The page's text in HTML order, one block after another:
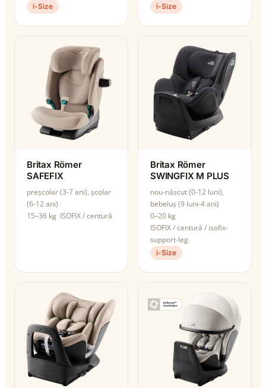
i-Size i-Size
Britax Römer
SAFEFIX
preșcolar (3-7 ani), școlar
(6-12 ani)
15–36 kg ISOFIX / centură
Britax Römer
SWINGFIX M PLUS
nou-născut (0-12 luni),
bebeluș (9 luni-4 ani)
0–20 kg
ISOFIX / centură / isofix-
support-leg
i-Size